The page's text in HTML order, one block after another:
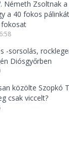
Németh Zsoltnak
a 40 fokos
fokosat
-sorsolás,
Diósgyőrben
közölte Szopkó
csak viccelt?